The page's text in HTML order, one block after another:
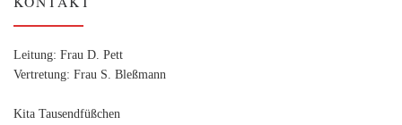
Leitung: Frau D. Pett
Vertretung: Frau S. Bleßmann
Kita Tausendfüßchen